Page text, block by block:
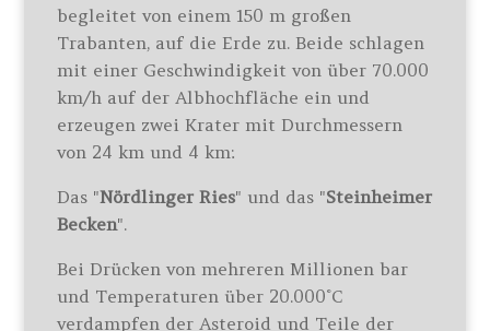
begleitet von einem 150 m großen
Trabanten, auf die Erde zu. Beide schlagen
mit einer Geschwindigkeit von über 70.000
km/h auf der Albhochfläche ein und
erzeugen zwei Krater mit Durchmessern
von 24 km und 4 km:
Das "Nördlinger Ries" und das "Steinheimer
Becken".
Bei Drücken von mehreren Millionen bar
und Temperaturen über 20.000˚C
verdampfen der Asteroid und Teile der